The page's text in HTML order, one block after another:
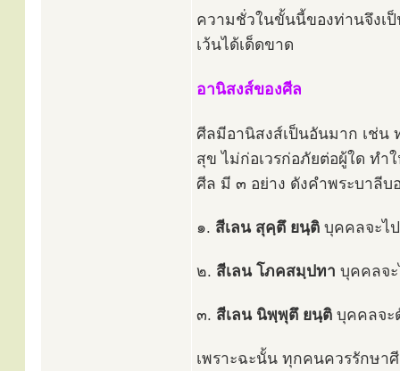
ความชั่วในขั้นนี้ของท่านจึงเ
เว้นได้เด็ดขาด
อานิสงส์ของศีล
ศีลมีอานิสงส์เป็นอันมาก เช่น
สุข ไม่ก่อเวรก่อภัยต่อผู้ใด ทำ
ศีล มี ๓ อย่าง ดังคำพระบาลีบ
๑. สีเลน สุคฺตึ ยนฺติ บุคคลจะไ
๒. สีเลน โภคสมฺปทา บุคคลจ
๓. สีเลน นิพฺพุตึ ยนฺติ บุคคลจะ
เพราะฉะนั้น ทุกคนควรรักษา